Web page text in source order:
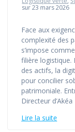
sur 23 mars 2026
Face aux
complexité des
s’impose
filière logistique.
des actifs, la
pour concilier
patrimoniale.
Directeur
Lire la suite